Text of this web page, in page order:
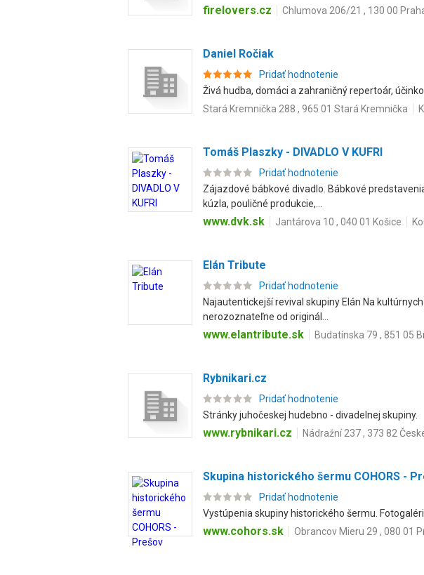
firelovers.cz Chlumova 206/21 , 130 00
Daniel Ročiak
Pridať hodnotenie
Živá hudba, domáci a zahraničný repertoár,
Stará Kremnička 288 , 965 01 Stará Kremnička
Tomáš Plaszky - DIVADLO V KUFRI
Pridať hodnotenie
Zájazdové bábkové divadlo. Bábkové
kúzla, pouličné produkcie,...
www.dvk.sk Jantárova 10 , 040 01 Košice
Elán Tribute
Pridať hodnotenie
Najautentickejší revival skupiny Elán Na
nerozoznateľne od originál...
www.elantribute.sk Budatínska 79 , 851 05
Rybnikari.cz
Pridať hodnotenie
Stránky juhočeskej hudebno - divadelnej skupiny.
www.rybnikari.cz Nádražní 237 , 373 82
Skupina historického šermu COHORS -
Pridať hodnotenie
Vystúpenia skupiny historického šermu.
www.cohors.sk Obrancov Mieru 29 , 080 01